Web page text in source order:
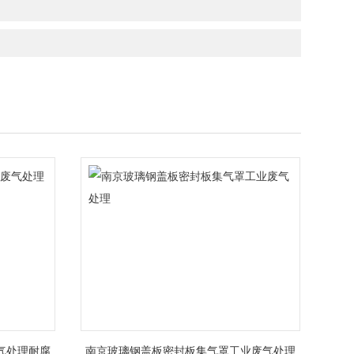
处理耐腐 南京玻璃钢盖板密封板集气罩工业废气处理